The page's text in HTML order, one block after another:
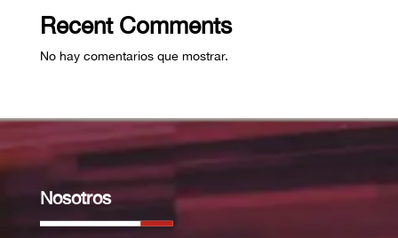
Recent Comments
No hay comentarios que mostrar.
Nosotros